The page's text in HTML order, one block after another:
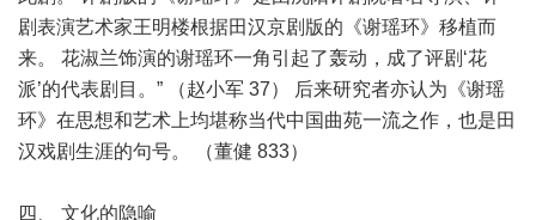
剧表演艺术家王明楼根据田汉京剧版的《谢瑶环》移植而
来。 花淑兰饰演的谢瑶环一角引起了轰动，成了评剧‘花
派’的代表剧目。” （赵小军 37） 后来研究者亦认为《谢瑶
环》在思想和艺术上均堪称当代中国曲苑一流之作，也是田
汉戏剧生涯的句号。 （董健 833）
四、 文化的隐喻